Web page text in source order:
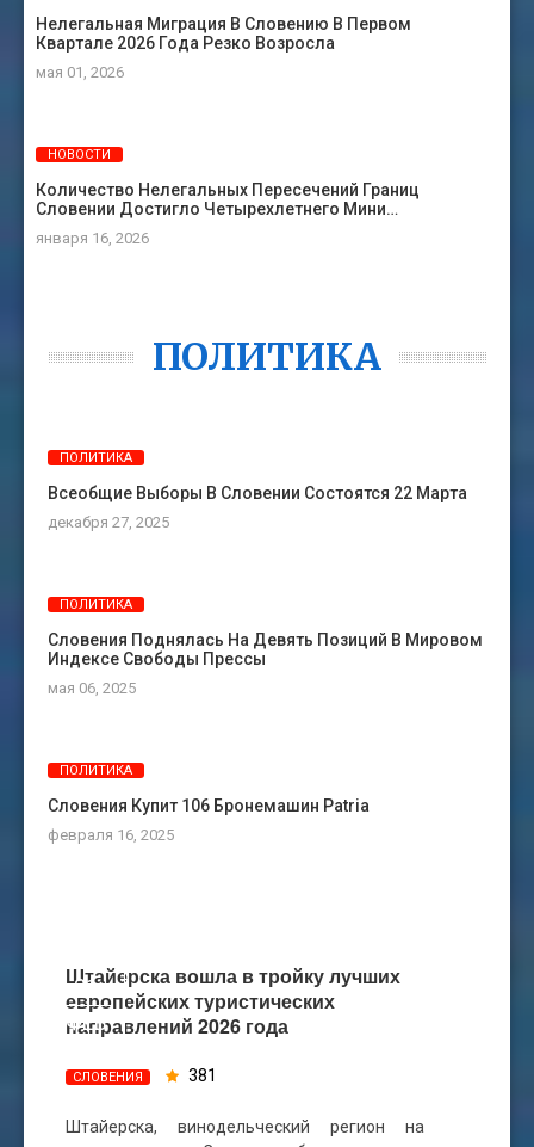
Нелегальная Миграция В Словению В Первом
Квартале 2026 Года Резко Возросла
мая 01, 2026
НОВОСТИ
Количество Нелегальных Пересечений Границ
Словении Достигло Четырехлетнего Мини…
января 16, 2026
ПОЛИТИКА
ПОЛИТИКА
Всеобщие Выборы В Словении Состоятся 22 Марта
декабря 27, 2025
ПОЛИТИКА
Словения Поднялась На Девять Позиций В Мировом
Индексе Свободы Прессы
мая 06, 2025
ПОЛИТИКА
Словения Купит 106 Бронемашин Patria
февраля 16, 2025
Штайерска вошла в тройку лучших
европейских туристических
направлений 2026 года
СЛОВЕНИЯ
21
ФЕВ
381
Штайерска, винодельческий регион на